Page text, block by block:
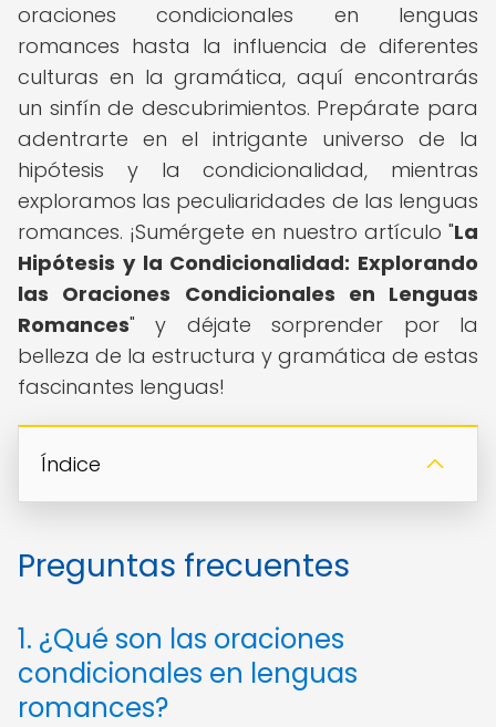
oraciones condicionales en lenguas
romances hasta la influencia de diferentes
culturas en la gramática, aquí encontrarás
un sinfín de descubrimientos. Prepárate para
adentrarte en el intrigante universo de la
hipótesis y la condicionalidad, mientras
exploramos las peculiaridades de las lenguas
romances. ¡Sumérgete en nuestro artículo "La
Hipótesis y la Condicionalidad: Explorando
las Oraciones Condicionales en Lenguas
Romances" y déjate sorprender por la
belleza de la estructura y gramática de estas
fascinantes lenguas!
Índice
Preguntas frecuentes
1. ¿Qué son las oraciones
condicionales en lenguas
romances?